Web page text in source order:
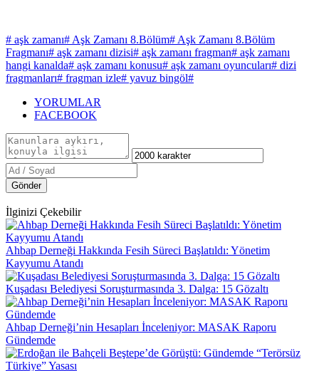
# aşk zamanı# Aşk Zamanı 8.Bölüm# Aşk Zamanı 8.Bölüm
Fragmanı# aşk zamanı dizisi# aşk zamanı fragman# aşk zamanı
hangi kanalda# aşk zamanı konusu# aşk zamanı oyuncuları# dizi
fragmanları# fragman izle# yavuz bingöl#
YORUMLAR
FACEBOOK
Gönder
İlginizi Çekebilir
Ahbap Derneği Hakkında Fesih Süreci Başlatıldı: Yönetim
Kayyumu Atandı
Kuşadası Belediyesi Soruşturmasında 3. Dalga: 15 Gözaltı
Ahbap Derneği’nin Hesapları İnceleniyor: MASAK Raporu
Gündemde